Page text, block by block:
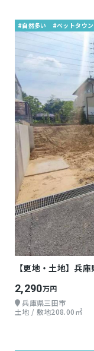
#自然多い #ベットタウン
【更地・土地】兵
2,290万円
兵庫県三田市
土地 / 敷地208.00㎡